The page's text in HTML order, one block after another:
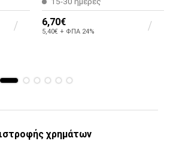
6,70€
5,40€ + ΦΠΑ 24%
χρημάτων